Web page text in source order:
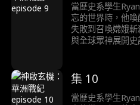
當歷史系學生
忘的世界時，他
失敗到召喚嫦娥
與全球眾神展開
集 10
當歷史系學生